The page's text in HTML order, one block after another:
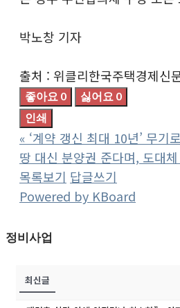
박노창 기자
출처 : 위클리한국주택경제신
좋아요 0 싫어요 0
인쇄
« ‘계약 갱신 최대 10년’ 무
땅 대신 분양권 준다며, 도대
목록보기 답글쓰기
Powered by KBoard
정비사업
최신글